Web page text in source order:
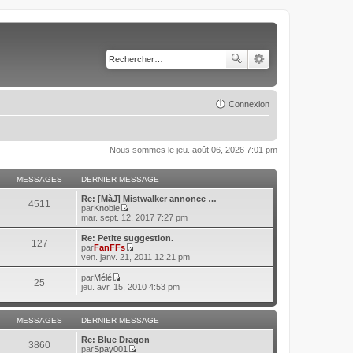
Connexion
Nous sommes le jeu. août 06, 2026 7:01 pm
MESSAGES DERNIER MESSAGE
4511
Re: [MàJ] Mistwalker annonce …
parKnobie
C
o
n
s
u
l
e
r
l
e
d
e
r
n
mar. sept. 12, 2017 7:27 pm
127
Re: Petite suggestion.
parFanFFs
C
o
s
u
l
t
e
r
l
e
ven. janv. 21, 2011 12:21 pm
25 parMélé
C
o
n
s
u
l
t
e
jeu. avr. 15, 2010 4:53 pm
MESSAGES DERNIER MESSAGE
3860
Re: Blue Dragon
parSpay001